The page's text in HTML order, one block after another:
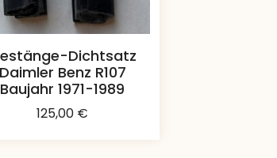
Dichtsatz
Benz R107
Baujahr 1971-1989
125,00 €